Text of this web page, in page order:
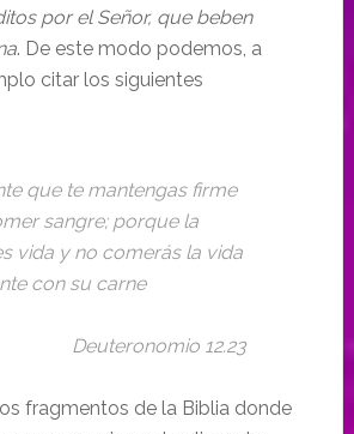
por el Señor, que beben
. De este modo podemos, a
citar los siguientes
que te mantengas firme
sangre; porque la
vida y no comerás la vida
con su carne
Deuteronomio 12.23
fragmentos de la Biblia donde